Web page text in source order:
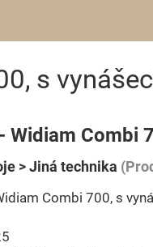
s
Widiam Combi
> Jiná technika
Combi 700, s